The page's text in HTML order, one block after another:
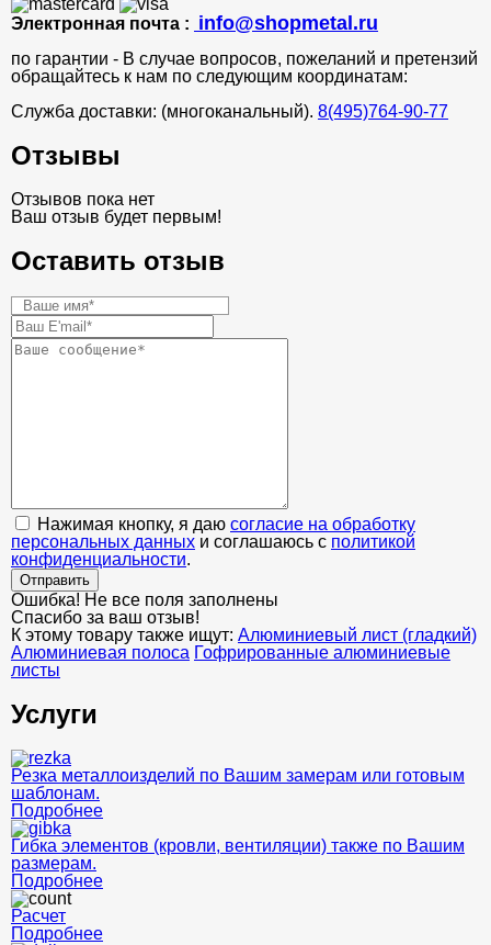
Электронная почта : info@shopmetal.ru
по гарантии - В случае вопросов, пожеланий и претензий
обращайтесь к нам по следующим координатам:
Служба доставки: (многоканальный). 8(495)764-90-77
Отзывы
Отзывов пока нет
Ваш отзыв будет первым!
Оставить отзыв
Нажимая кнопку, я даю согласие на обработку
персональных данных и соглашаюсь с политикой
конфиденциальности.
Отправить
Ошибка! Не все поля заполнены
Спасибо за ваш отзыв!
К этому товару также ищут: Алюминиевый лист (гладкий)
Алюминиевая полоса Гофрированные алюминиевые
листы
Услуги
Резка металлоизделий по Вашим замерам или готовым
шаблонам.
Подробнее
Гибка элементов (кровли, вентиляции) также по Вашим
размерам.
Подробнее
Расчет
Подробнее